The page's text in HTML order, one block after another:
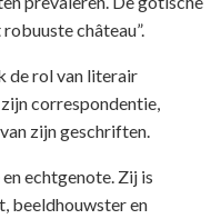
château”.
de rol van literair
correspondentie,
zijn geschriften.
echtgenote. Zij is
beeldhouwster en